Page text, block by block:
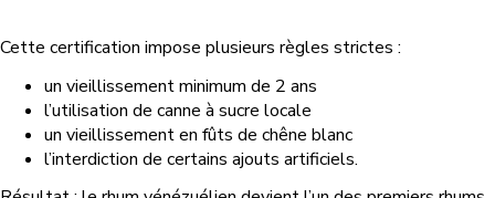
Cette certification impose plusieurs règles strictes :
un vieillissement minimum de 2 ans
l’utilisation de canne à sucre locale
un vieillissement en fûts de chêne blanc
l’interdiction de certains ajouts artificiels.